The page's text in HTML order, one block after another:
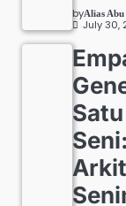
byAlias
July 30,